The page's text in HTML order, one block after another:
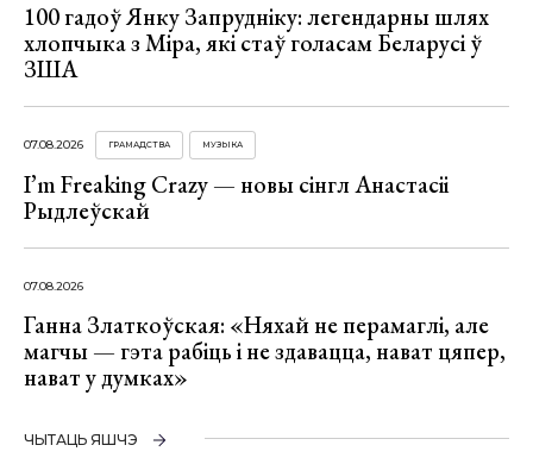
100 гадоў Янку Запрудніку: легендарны шлях
хлопчыка з Міра, які стаў голасам Беларусі ў
ЗША
07.08.2026 ГРАМАДСТВА МУЗЫКА
I’m Freaking Crazy — новы сінгл Анастасіі
Рыдлеўскай
07.08.2026
Ганна Златкоўская: «Няхай не перамаглі, але
магчы — гэта рабіць і не здавацца, нават цяпер,
нават у думках»
ЧЫТАЦЬ ЯШЧЭ